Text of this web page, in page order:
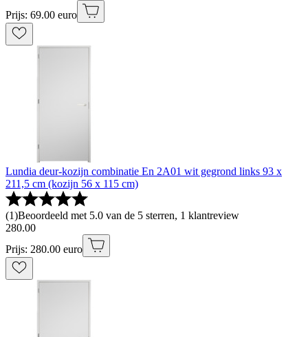
Prijs: 69.00 euro
Lundia deur-kozijn combinatie En 2A01 wit gegrond links 93 x
211,5 cm (kozijn 56 x 115 cm)
(1)Beoordeeld met 5.0 van de 5 sterren, 1 klantreview
280.00
Prijs: 280.00 euro